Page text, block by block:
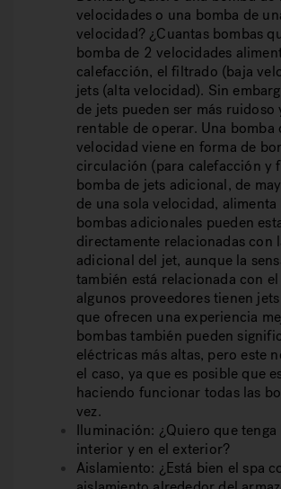
velocidades o una bomba de
velocidad? ¿Cuantas bombas
bomba de 2 velocidades
calefacción, el filtrado (baja
jets (alta velocidad). Sin
de jets pueden ser más ruidoso
rentable de operar. Una bomba
velocidad viene en forma de
circulación (para calefacción y
bomba de jets adicional, de
de una sola velocidad, alimenta
bombas adicionales pueden
directamente relacionadas con
adicional del jet, aunque la
también está relacionada con
algunos proveedores tienen
que ofrecen una experiencia
bombas también pueden
eléctricas más altas, pero este
el caso, ya que es posible que
haciendo funcionar todas las
vez.
Iluminación: ¿Quiero que tenga
interior y en el exterior?
Aislamiento: ¿Está bien el spa